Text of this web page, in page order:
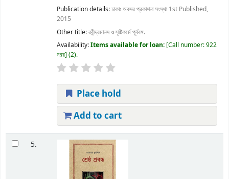
Publication details:ঢাকাঃঅবসর প্রকাশনা সংস্থা 1st Published,
2015
Other title:রবীন্দ্রমানস ও সৃষ্টিকর্মে পূর্ববঙ্গ.
Availability:Items available for loan: Call number:922
মরর (2).
Place hold
Add to cart
5.